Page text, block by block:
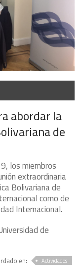
abordar la
de
los miembros
extraordinaria
Bolivariana de
como de
Internacional.
de
en: Actividades